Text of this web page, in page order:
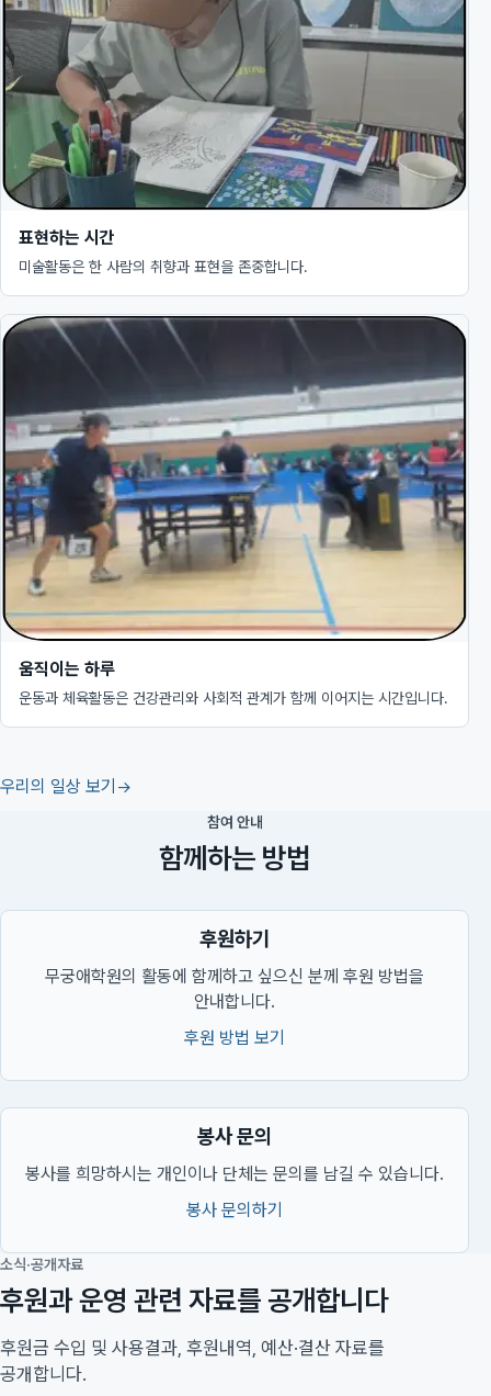
표현하는 시간
미술활동은 한 사람의 취향과 표현을 존중합니다.
움직이는 하루
운동과 체육활동은 건강관리와 사회적 관계가 함께 이어지는 시간입니다.
우리의 일상 보기
참여 안내
함께하는 방법
후원하기
무궁애학원의 활동에 함께하고 싶으신 분께 후원 방법을
안내합니다.
후원 방법 보기
봉사 문의
봉사를 희망하시는 개인이나 단체는 문의를 남길 수 있습니다.
봉사 문의하기
소식·공개자료
후원과 운영 관련 자료를 공개합니다
후원금 수입 및 사용결과, 후원내역, 예산·결산 자료를
공개합니다.